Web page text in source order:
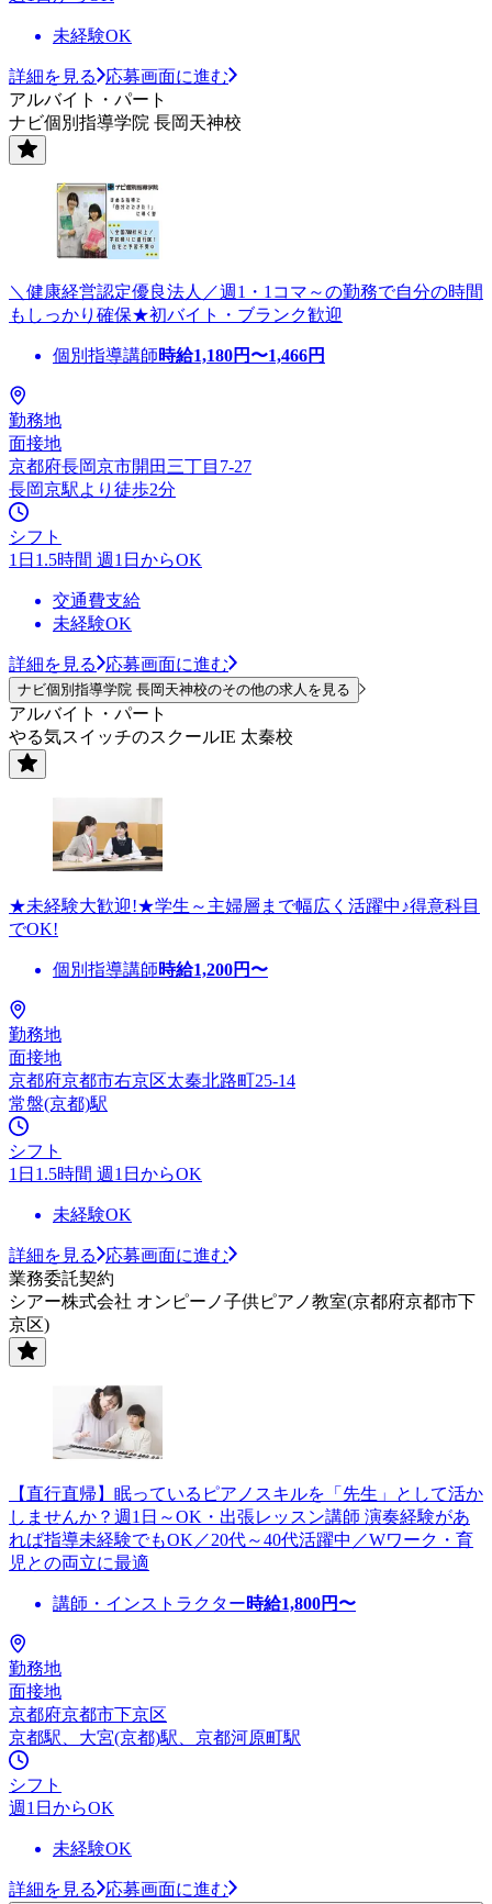
未経験OK
詳細を見る
応募画面に進む
アルバイト・パート
ナビ個別指導学院 長岡天神校
＼健康経営認定優良法人／週1・1コマ～の勤務で自分の時間
もしっかり確保★初バイト・ブランク歓迎
個別指導講師時給1,180円〜1,466円
勤務地
面接地
京都府長岡京市開田三丁目7-27
長岡京駅より徒歩2分
シフト
1日1.5時間 週1日からOK
交通費支給
未経験OK
詳細を見る 応募画面に進む
ナビ個別指導学院 長岡天神校のその他の求人を見る
アルバイト・パート
やる気スイッチのスクールIE 太秦校
★未経験大歓迎!★学生～主婦層まで幅広く活躍中♪得意科目
でOK!
個別指導講師時給1,200円〜
勤務地
面接地
京都府京都市右京区太秦北路町25-14
常盤(京都)駅
シフト
1日1.5時間 週1日からOK
未経験OK
詳細を見る
応募画面に進む
業務委託契約
シアー株式会社 オンピーノ子供ピアノ教室(京都府京都市下
京区)
【直行直帰】眠っているピアノスキルを「先生」として活か
しませんか？週1日～OK・出張レッスン講師 演奏経験があ
れば指導未経験でもOK／20代～40代活躍中／Wワーク・育
児との両立に最適
講師・インストラクター時給1,800円〜
勤務地
面接地
京都府京都市下京区
京都駅、大宮(京都)駅、京都河原町駅
シフト
週1日からOK
未経験OK
詳細を見る 応募画面に進む